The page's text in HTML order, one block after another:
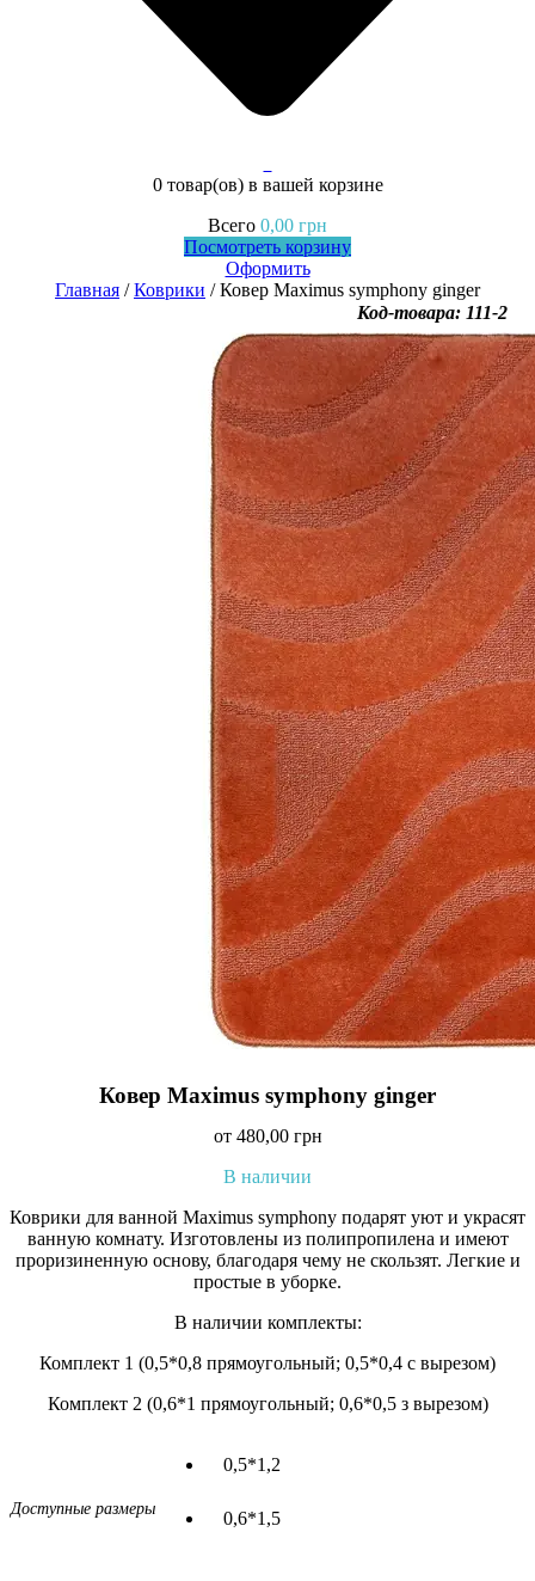
0 товар(ов)в вашей корзине
Всего 0,00 грн
Посмотреть корзину
Оформить
Главная /Коврики / Ковер Maximus symphony ginger
Код-товара: 111-2
Ковер Maximus symphony ginger
от 480,00 грн
В наличии
Коврики для ванной Maximus symphony подарят уют и украсят
ванную комнату. Изготовлены из полипропилена и имеют
проризиненную основу, благодаря чему не скользят. Легкие и
простые в уборке.
В наличии комплекты:
Комплект 1 (0,5*0,8 прямоугольный; 0,5*0,4 с вырезом)
Комплект 2 (0,6*1 прямоугольный; 0,6*0,5 з вырезом)
Доступные размеры
0,5*1,2
0,6*1,5